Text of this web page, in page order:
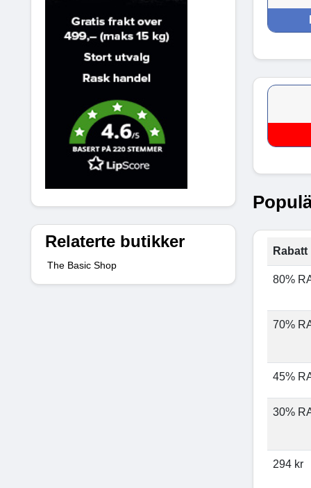
Relaterte butikker
The Basic Shop
80%
70%
45%
30%
294 kr